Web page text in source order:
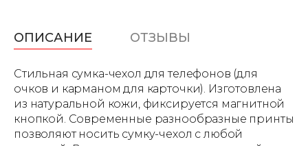
ОПИСАНИЕ ОТЗЫВЫ
Стильная сумка-чехол для телефонов (для
очков и карманом для карточки). Изготовлена
из натуральной кожи, фиксируется магнитной
кнопкой. Современные разнообразные принты
позволяют носить сумку-чехол с любой